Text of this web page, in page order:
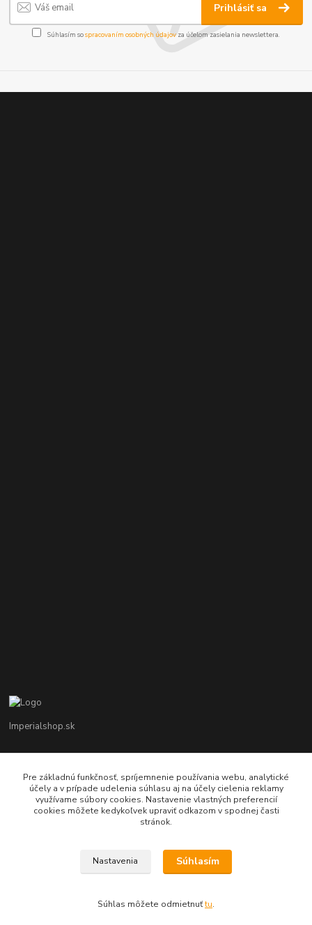
Prihlásiť sa
Súhlasím sospracovaním osobných údajov za účelom zasielania newslettera.
Imperialshop.sk
Pon-Pia 7 - 17 ; Sobota 8 - 12
obchod@imperialshop.sk
imperialshop.sk
Pre základnú funkčnosť, spríjemnenie používania webu, analytické
účely a v prípade udelenia súhlasu aj na účely cielenia reklamy
využívame súbory cookies. Nastavenie vlastných preferencií
cookies môžete kedykoľvek upraviť odkazom v spodnej časti
stránok.
Nastavenia Súhlasím
Súhlas môžete odmietnuťtu.